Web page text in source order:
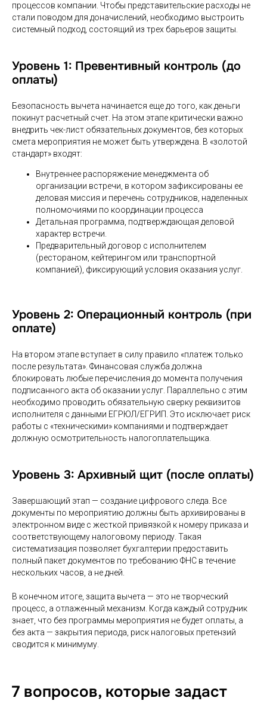
процессов компании. Чтобы представительские расходы не
стали поводом для доначислений, необходимо выстроить
системный подход, состоящий из трех барьеров защиты.
Уровень 1: Превентивный контроль (до
оплаты)
Безопасность вычета начинается еще до того, как деньги
покинут расчетный счет. На этом этапе критически важно
внедрить чек-лист обязательных документов, без которых
смета мероприятия не может быть утверждена. В «золотой
стандарт» входят:
Внутреннее распоряжение менеджмента об
организации встречи, в котором зафиксированы ее
деловая миссия и перечень сотрудников, наделенных
полномочиями по координации процесса
Детальная программа, подтверждающая деловой
характер встречи.
Предварительный договор с исполнителем
(рестораном, кейтерингом или транспортной
компанией), фиксирующий условия оказания услуг.
Уровень 2: Операционный контроль (при
оплате)
На втором этапе вступает в силу правило «платеж только
после результата». Финансовая служба должна
блокировать любые перечисления до момента получения
подписанного акта об оказании услуг. Параллельно с этим
необходимо проводить обязательную сверку реквизитов
исполнителя с данными ЕГРЮЛ/ЕГРИП. Это исключает риск
работы с «техническими» компаниями и подтверждает
должную осмотрительность налогоплательщика.
Уровень 3: Архивный щит (после оплаты)
Завершающий этап — создание цифрового следа. Все
документы по мероприятию должны быть архивированы в
электронном виде с жесткой привязкой к номеру приказа и
соответствующему налоговому периоду. Такая
систематизация позволяет бухгалтерии предоставить
полный пакет документов по требованию ФНС в течение
нескольких часов, а не дней.
В конечном итоге, защита вычета — это не творческий
процесс, а отлаженный механизм. Когда каждый сотрудник
знает, что без программы мероприятия не будет оплаты, а
без акта — закрытия периода, риск налоговых претензий
сводится к минимуму.
7 вопросов, которые задаст